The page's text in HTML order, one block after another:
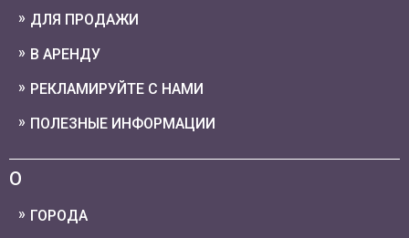
ДЛЯ ПРОДАЖИ
В АРЕНДУ
РЕКЛАМИРУЙТЕ С НАМИ
ПОЛЕЗНЫЕ ИНФОРМАЦИИ
О
ГОРОДА